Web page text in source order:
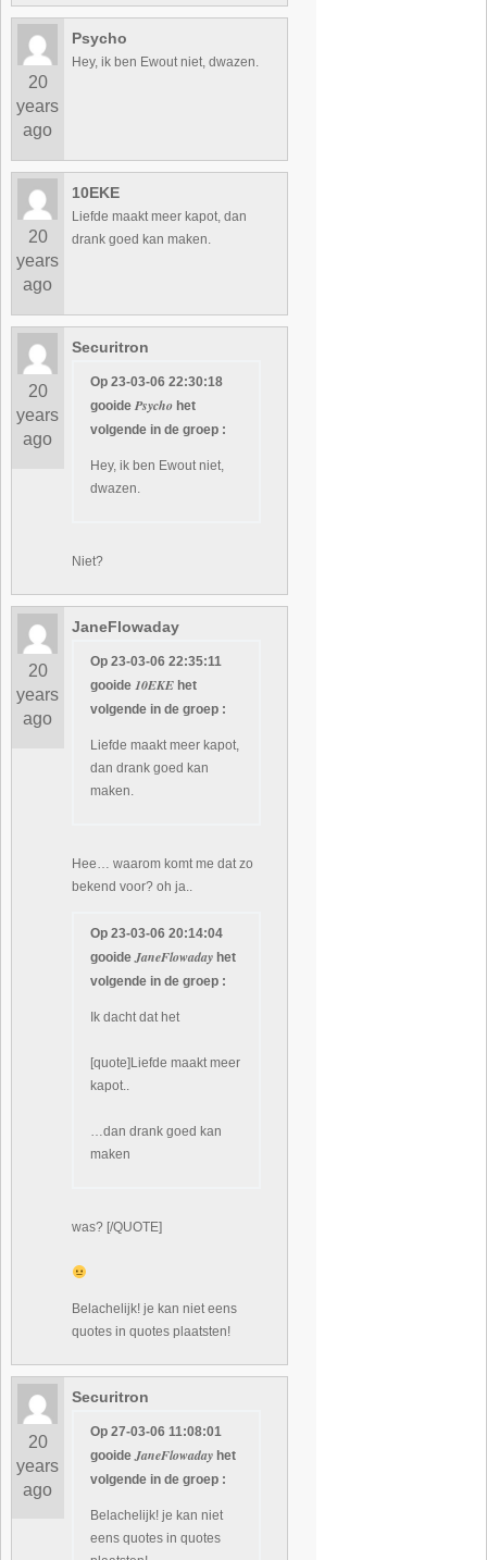
20
years
ago
Psycho
Hey, ik ben Ewout niet, dwazen.
20
years
ago
10EKE
Liefde maakt meer kapot, dan
drank goed kan maken.
20
years
ago
Securitron
Op 23-03-06 22:30:18
gooidePsycho het
volgende in de groep :
Hey, ik ben Ewout niet,
dwazen.
Niet?
20
years
ago
JaneFlowaday
Op 23-03-06 22:35:11
gooide10EKE het
volgende in de groep :
Liefde maakt meer kapot,
dan drank goed kan
maken.
Hee… waarom komt me dat zo
bekend voor? oh ja..
Op 23-03-06 20:14:04
gooideJaneFlowaday het
volgende in de groep :
Ik dacht dat het
[quote]Liefde maakt meer
kapot..
…dan drank goed kan
maken
was? [/QUOTE]
Belachelijk! je kan niet eens
quotes in quotes plaatsten!
20
years
ago
Securitron
Op 27-03-06 11:08:01
gooideJaneFlowaday het
volgende in de groep :
Belachelijk! je kan niet
eens quotes in quotes